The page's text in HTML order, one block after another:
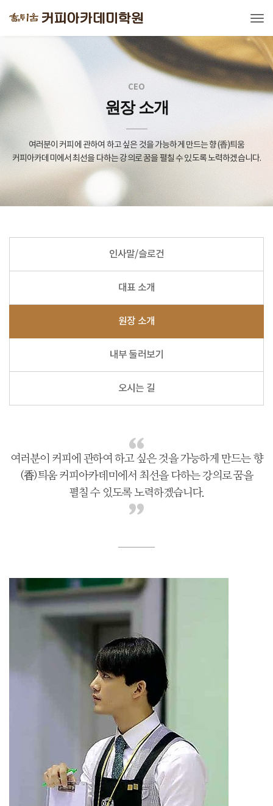
CEO
원장 소개
여러분이 커피에 관하여 하고 싶은 것을 가능하게 만드는 향(香)틔움
커피아카데미에서 최선을 다하는 강의로 꿈을 펼칠 수 있도록 노력하겠습니다.
인사말/슬로건
대표 소개
원장 소개
내부 둘러보기
오시는 길
여러분이 커피에 관하여 하고 싶은 것을 가능하게 만드는 향
(香)틔움 커피아카데미에서 최선을 다하는 강의로 꿈을
펼칠 수 있도록 노력하겠습니다.